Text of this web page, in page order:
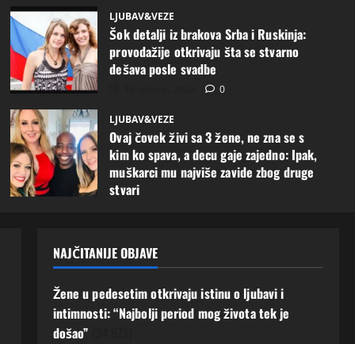
LJUBAV&VEZE
Šok detalji iz brakova Srba i Ruskinja:
provodažije otkrivaju šta se stvarno
dešava posle svadbe
0
LJUBAV&VEZE
Ovaj čovek živi sa 3 žene, ne zna se s
kim ko spava, a decu gaje zajedno: Ipak,
muškarci mu najviše zavide zbog druge
stvari
NAJČITANIJE OBJAVE
Žene u pedesetim otkrivaju istinu o ljubavi i
intimnosti: “Najbolji period mog života tek je
došao”